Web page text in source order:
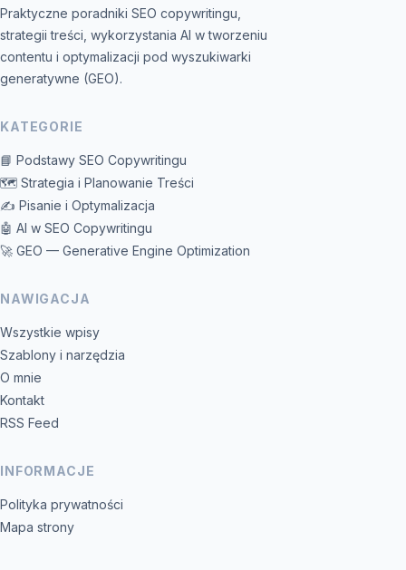
Praktyczne poradniki SEO copywritingu,
strategii treści, wykorzystania AI w tworzeniu
contentu i optymalizacji pod wyszukiwarki
generatywne (GEO).
KATEGORIE
📘 Podstawy SEO Copywritingu
🗺️ Strategia i Planowanie Treści
✍️ Pisanie i Optymalizacja
🤖 AI w SEO Copywritingu
🚀 GEO — Generative Engine Optimization
NAWIGACJA
Wszystkie wpisy
Szablony i narzędzia
O mnie
Kontakt
RSS Feed
INFORMACJE
Polityka prywatności
Mapa strony